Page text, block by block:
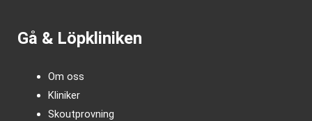
Gå & Löpkliniken
Om oss
Kliniker
Skoutprovning